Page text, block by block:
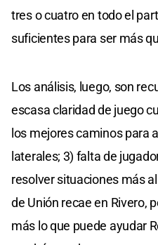
tres o cuatro en todo el
suficientes para ser más
Los análisis, luego, son
escasa claridad de juego
los mejores caminos para
laterales; 3) falta de
resolver situaciones más
de Unión recae en Rivero,
más lo que puede ayudar